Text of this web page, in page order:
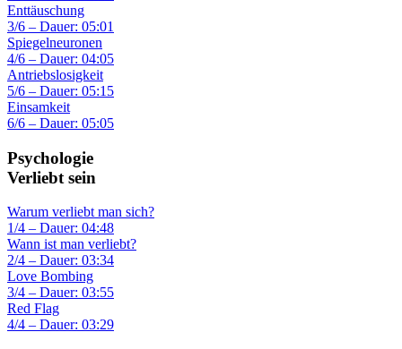
Enttäuschung
3/6 – Dauer: 05:01
Spiegelneuronen
4/6 – Dauer: 04:05
Antriebslosigkeit
5/6 – Dauer: 05:15
Einsamkeit
6/6 – Dauer: 05:05
Psychologie
Verliebt sein
Warum verliebt man sich?
1/4 – Dauer: 04:48
Wann ist man verliebt?
2/4 – Dauer: 03:34
Love Bombing
3/4 – Dauer: 03:55
Red Flag
4/4 – Dauer: 03:29